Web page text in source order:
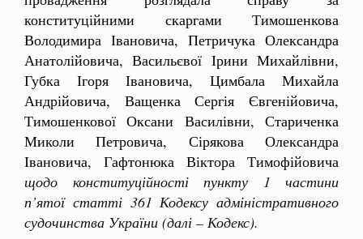
конституційними скаргами Тимошенкова
Володимира Івановича, Петричука Олександра
Анатолійовича, Васильєвої Ірини Михайлівни,
Губка Ігоря Івановича, Цимбала Михайла
Андрійовича, Ващенка Сергія Євгенійовича,
Тимошенкової Оксани Василівни, Стариченка
Миколи Петровича, Сірякова Олександра
Івановича, Гафтонюка Віктора Тимофійовича
щодо конституційності пункту 1 частини
п’ятої статті 361 Кодексу адміністративного
судочинства України (далі – Кодекс).